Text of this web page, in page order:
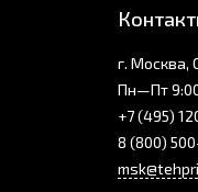
г. Москва,
Пн—Пт
+7 (495)
8 (800)